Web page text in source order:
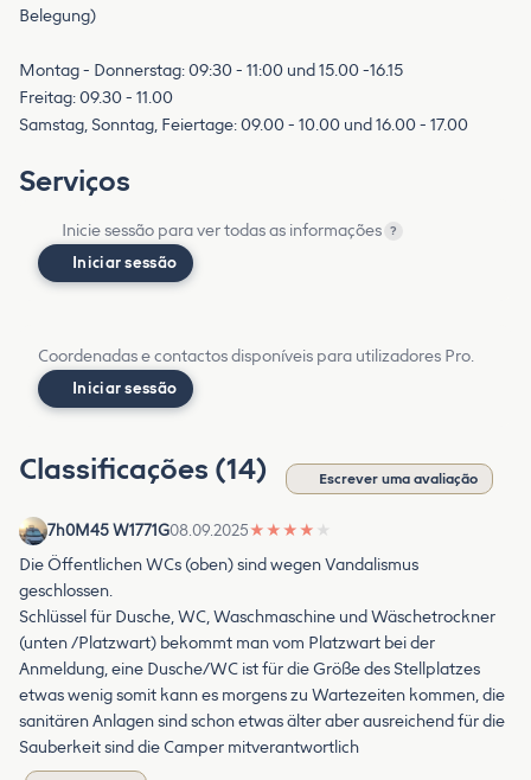
Belegung)
Montag - Donnerstag: 09:30 - 11:00 und 15.00 -16.15
Freitag: 09.30 - 11.00
Samstag, Sonntag, Feiertage: 09.00 - 10.00 und 16.00 - 17.00
Serviços
Inicie sessão para ver todas as informações ?
Iniciar sessão
Coordenadas e contactos disponíveis para utilizadores Pro.
Iniciar sessão
Classificações (14) Escrever uma avaliação
7h0M45 W1771G08.09.2025★ ★ ★ ★ ★
Die Öffentlichen WCs (oben) sind wegen Vandalismus
geschlossen.
Schlüssel für Dusche, WC, Waschmaschine und Wäschetrockner
(unten /Platzwart) bekommt man vom Platzwart bei der
Anmeldung, eine Dusche/WC ist für die Größe des Stellplatzes
etwas wenig somit kann es morgens zu Wartezeiten kommen, die
sanitären Anlagen sind schon etwas älter aber ausreichend für die
Sauberkeit sind die Camper mitverantwortlich